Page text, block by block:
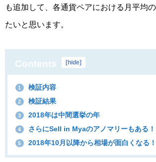
も追加して、各通貨ペアにおける月平均
たいと思います。
Contents [hide]
1 検証内容
2 検証結果
3 2018年は中間選挙の年
4 さらにSell in Myaのアノマリーもある！
5 2018年10月以降から相場が面白くなる